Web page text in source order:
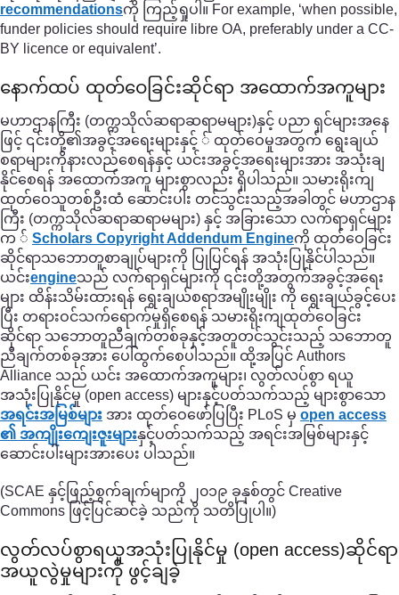
recommendationsကို ကြည့်ရှုပါ။ For example, ‘when possible,
funder policies should require libre OA, preferably under a CC-
BY licence or equivalent’.
နောက်ထပ် ထုတ်ဝေခြင်းဆိုင်ရာ အထောက်အကူများ
မဟာဌာနကြီး (တက္ကသိုလ်ဆရာဆရာမများ)နှင့် ပညာ ရှင်များအနေ
ဖြင့် ၎င်းတို့၏အခွင့်အရေးများနှင့် ် ထုတ်ဝေမှုအတွက် ရွေးချယ်
စရာများကိုနားလည်စေရန်နှင့် ယင်းအခွင့်အရေးများအား အသုံးချ
နိုင်စေရန် အထောက်အကူ များစွာလည်း ရှိပါသည်။ သမားရိုးကျ
ထုတ်ဝေသူတစ်ဦးထံ ဆောင်းပါး တင်သွင်းသည့်အခါတွင် မဟာဌာန
ကြီး (တက္ကသိုလ်ဆရာဆရာမများ) နှင့် အခြားသော လက်ရာရှင်များ
က ် Scholars Copyright Addendum Engineကို ထုတ်ဝေခြင်း
ဆိုင်ရာသဘောတူစာချုပ်များကို ပြုပြင်ရန် အသုံးပြုနိုင်ပါသည်။
ယင်းengineသည် လက်ရာရှင်များကို ၎င်းတို့အတွက်အခွင့်အရေး
များ ထိန်းသိမ်းထားရန် ရွေးချယ်စရာအမျိုးမျိုး ကို ရွေးချယ်ခွင့်ပေး
ပြီး တရားဝင်သက်ရောက်မှုရှိစေရန် သမားရိုးကျထုတ်ဝေခြင်း
ဆိုင်ရာ သဘောတူညီချက်တစ်ခုနှင့်အတူတင်သွင်းသည့် သဘောတူ
ညီချက်တစ်ခုအား ပေါ်ထွက်စေပါသည်။ ထို့အပြင် Authors
Alliance သည် ယင်း အထောက်အကူများ၊ လွတ်လပ်စွာ ရယူ
အသုံးပြုနိုင်မှု (open access) များနှင့်ပတ်သက်သည့် များစွာသော
အရင်းအမြစ်များ အား ထုတ်ဝေဖော်ပြပြီး PLoS မှ open access
၏ အကျိုးကျေးဇူးများနှင့်ပတ်သက်သည့် အရင်းအမြစ်များနှင့်
ဆောင်းပါးများအားပေး ပါသည်။
(SCAE နှင့်ဖြည့်စွက်ချက်မျာကို ၂၀၁၉ ခုနှစ်တွင် Creative
Commons ဖြင့်ပြင်ဆင်ခဲ့ သည်ကို သတိပြုပါ။)
လွတ်လပ်စွာရယူအသုံးပြုနိုင်မှု (open access)ဆိုင်ရာ
အယူလွဲမှုများကို ဖွင့်ချခဲ့